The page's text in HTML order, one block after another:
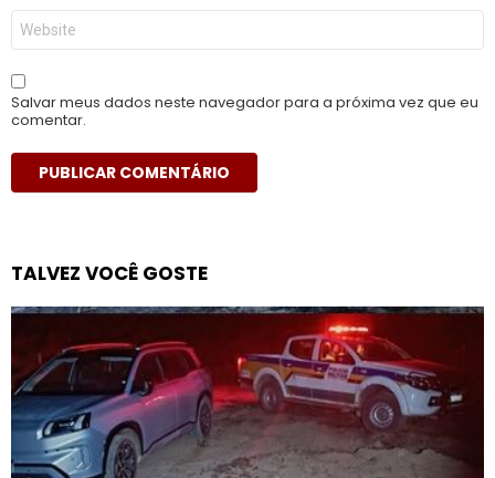
Site
Salvar meus dados neste navegador para a próxima vez que eu
comentar.
TALVEZ VOCÊ GOSTE